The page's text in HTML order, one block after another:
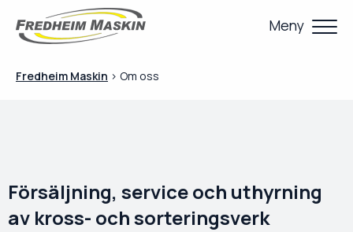
Meny
Fredheim Maskin > Om oss
Försäljning, service och uthyrning
av kross- och sorteringsverk